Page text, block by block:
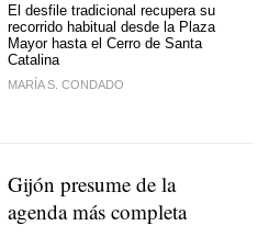
El desfile tradicional recupera su
recorrido habitual desde la Plaza
Mayor hasta el Cerro de Santa
Catalina
MARÍA S. CONDADO
Gijón presume de la
agenda más completa